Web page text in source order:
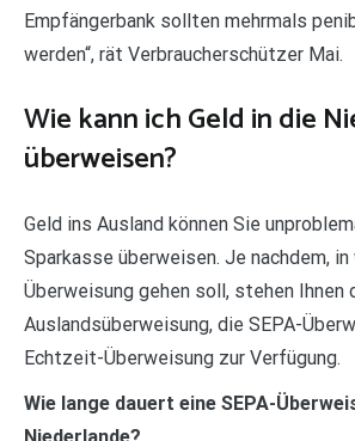
Empfängerbank sollten mehrmals
werden“, rät Verbraucherschützer Mai.
Wie kann ich Geld in die
überweisen?
Geld ins Ausland können Sie
Sparkasse überweisen. Je nachdem,
Überweisung gehen soll, stehen Ihnen
Auslandsüberweisung, die SEPA-
Echtzeit-Überweisung zur Verfügung.
Wie lange dauert eine SEPA-